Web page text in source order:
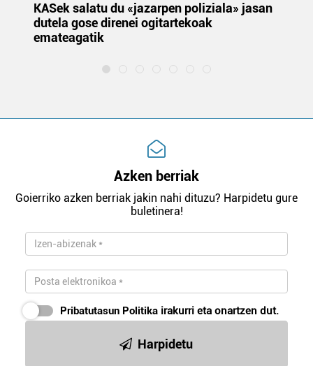
KASek salatu du «jazarpen poliziala» jasan
dutela gose direnei ogitartekoak
emateagatik
Azken berriak
Goierriko azken berriak jakin nahi dituzu? Harpidetu gure
buletinera!
Pribatutasun Politika irakurri eta onartzen dut.
Harpidetu